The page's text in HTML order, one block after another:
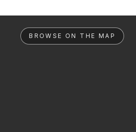
BROWSE ON THE MAP